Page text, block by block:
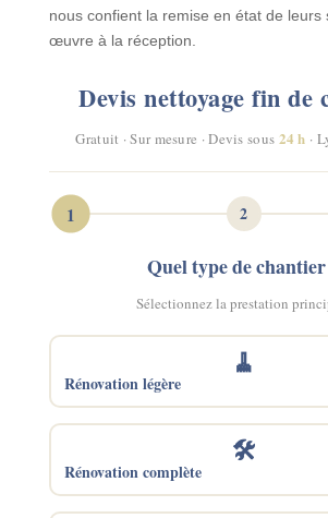
nous confient la remise en état de leurs
œuvre à la réception.
Devis nettoyage fin de
Gratuit · Sur mesure · Devis sous 24 h ·
1 2
Quel type de
Sélectionnez la prestation
🧹
Rénovation légère
🛠️
Rénovation complète